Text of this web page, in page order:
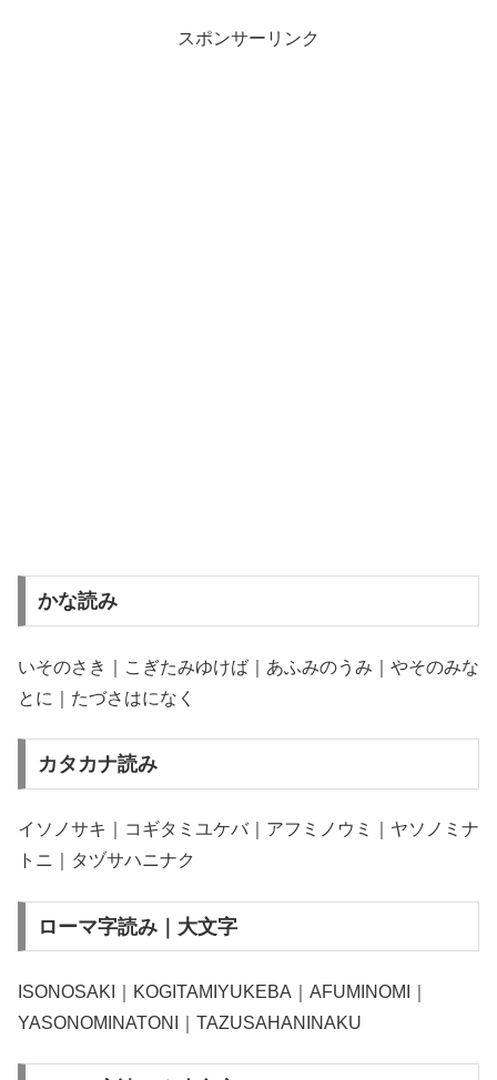
スポンサーリンク
かな読み
いそのさき｜こぎたみゆけば｜あふみのうみ｜やそのみな
とに｜たづさはになく
カタカナ読み
イソノサキ｜コギタミユケバ｜アフミノウミ｜ヤソノミナ
トニ｜タヅサハニナク
ローマ字読み｜大文字
ISONOSAKI｜KOGITAMIYUKEBA｜AFUMINOMI｜
YASONOMINATONI｜TAZUSAHANINAKU